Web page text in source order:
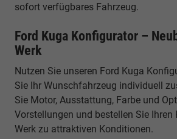
sofort verfügbares Fahrzeug.
Ford Kuga Konfigurator –
Werk
Nutzen Sie unseren Ford Kuga
Sie Ihr Wunschfahrzeug individuell
Sie Motor, Ausstattung, Farbe und
Vorstellungen und bestellen Sie Ihren
Werk zu attraktiven Konditionen.